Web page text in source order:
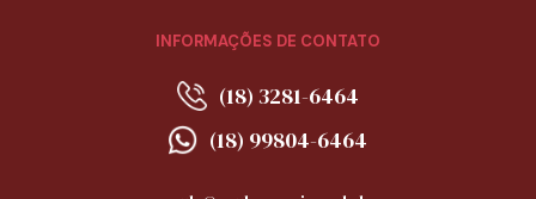
INFORMAÇÕES DE CONTATO
(18) 3281-6464
(18) 99804-6464